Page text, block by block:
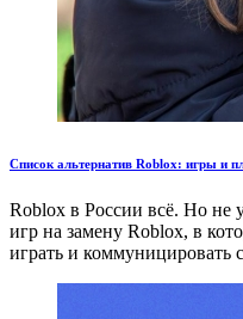
Список альтернатив Roblox: игры и
Roblox в России всё. Но не
игр на замену Roblox, в
играть и коммуницировать